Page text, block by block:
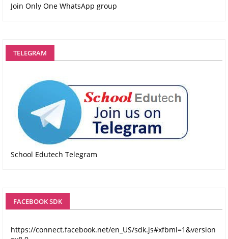
Join Only One WhatsApp group
TELEGRAM
School Edutech Telegram
FACEBOOK SDK
https://connect.facebook.net/en_US/sdk.js#xfbml=1&version